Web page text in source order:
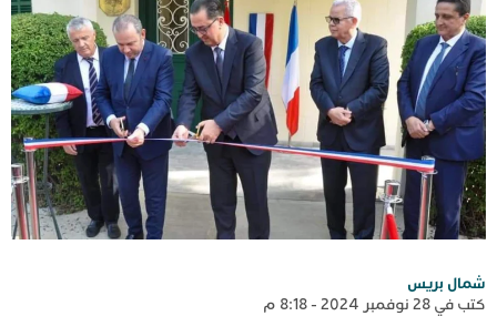
شمال بريس
كتب في 28 نوفمبر 2024 - 8:18 م